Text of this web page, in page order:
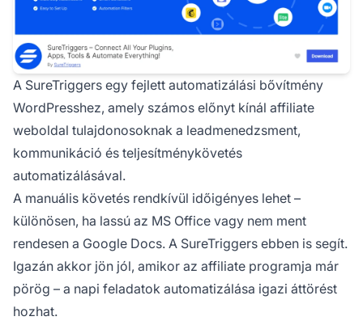
A SureTriggers egy fejlett automatizálási bővítmény
WordPresshez, amely számos előnyt kínál affiliate
weboldal tulajdonosoknak a leadmenedzsment,
kommunikáció és teljesítménykövetés
automatizálásával.
A manuális követés rendkívül időigényes lehet –
különösen, ha lassú az MS Office vagy nem ment
rendesen a Google Docs. A SureTriggers ebben is segít.
Igazán akkor jön jól, amikor az affiliate programja már
pörög – a napi feladatok automatizálása igazi áttörést
hozhat.